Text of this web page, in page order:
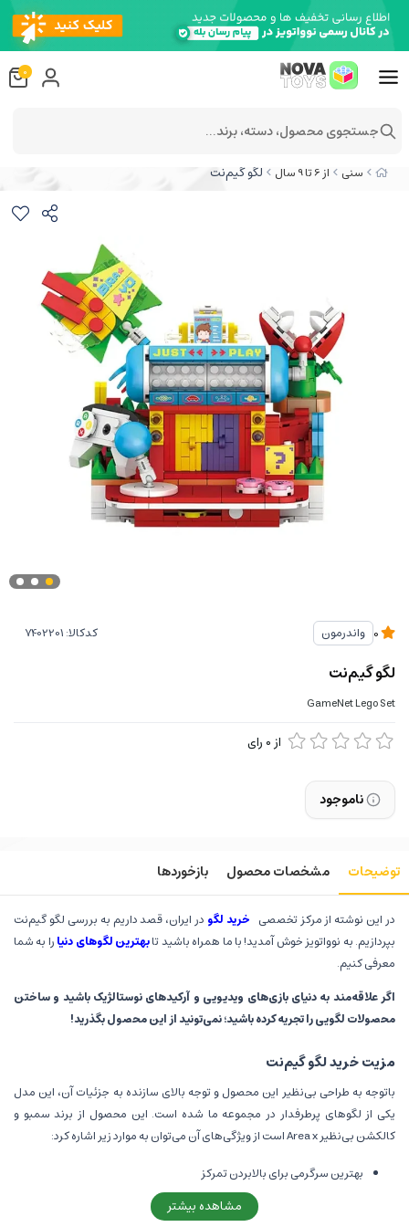
سنی از 6 تا 9 سال لگو گیم‌نت
واندرمون کدکالا:
لگو گیم‌نت
GameNet Lego Set
از 0 رای
ناموجود
توضیحات مشخصات محصول بازخوردها
در این نوشته از مرکز تخصصی خرید لگو در ایران، قصد داریم به بررسی لگو گیم‌نت
بپردازیم. به نوواتویز خوش آمدید! با ما همراه باشید تابهترین لگوهای دنیارا به شما
معرفی کنیم.
اگر علاقه‌مند به دنیای بازی‌های ویدیویی و آرکیدهای نوستالژیک باشید و ساختن
محصولات لگویی را تجریه کرده باشید؛ نمی‌تونید از این محصول بگذرید!
مزیت خرید لگو گیم‌نت
باتوجه به طراحی بی‌نظیر این محصول و توجه بالای سازنده به جزئیات آن، این مدل
یکی از لگوهای پرطرفدار در مجموعه ما شده است. این محصول از برند سمبو و
کالکشن بی‌نظیر Area x است از ویژگی‌های آن می‌توان به موارد زیر اشاره کرد:
بهترین سرگرمی برای بالابردن تمرکز
ساختار این محصول طوری که باز شده و شما می‌توایند فضای داخلی گیم‌نت و
مشاهده بیشتر
0
جستجوی محصول، دسته، برند...